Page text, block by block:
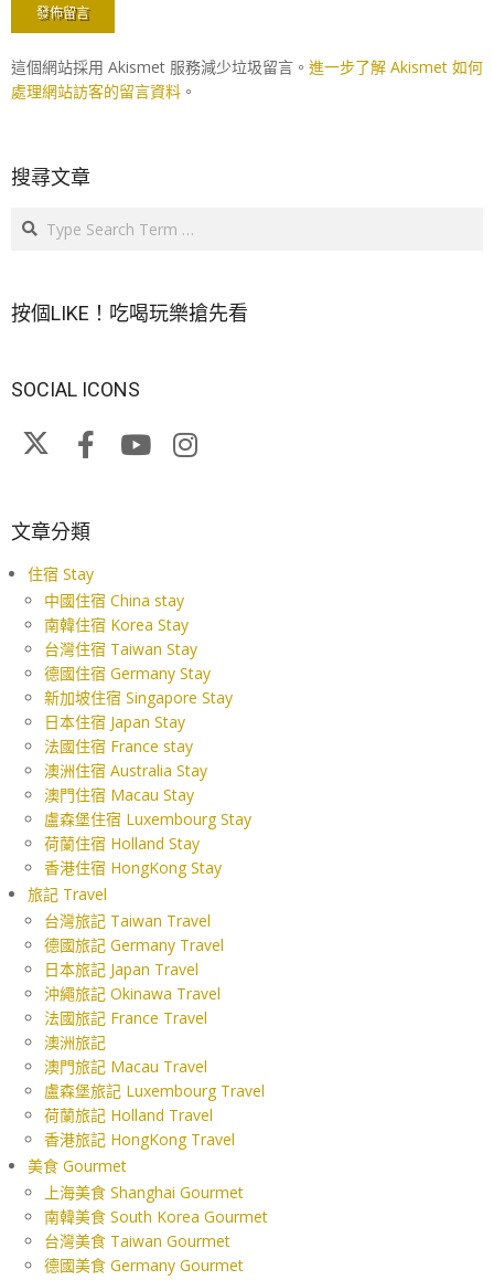
這個網站採用 Akismet 服務減少垃圾留言。 進一步了解 Akismet 如何
處理網站訪客的留言資料 。
搜尋文章
Search
按個LIKE！吃喝玩樂搶先看
SOCIAL ICONS
文章分類
住宿 Stay
中國住宿 China stay
南韓住宿 Korea Stay
台灣住宿 Taiwan Stay
德國住宿 Germany Stay
新加坡住宿 Singapore Stay
日本住宿 Japan Stay
法國住宿 France stay
澳洲住宿 Australia Stay
澳門住宿 Macau Stay
盧森堡住宿 Luxembourg Stay
荷蘭住宿 Holland Stay
香港住宿 HongKong Stay
旅記 Travel
台灣旅記 Taiwan Travel
德國旅記 Germany Travel
日本旅記 Japan Travel
沖繩旅記 Okinawa Travel
法國旅記 France Travel
澳洲旅記
澳門旅記 Macau Travel
盧森堡旅記 Luxembourg Travel
荷蘭旅記 Holland Travel
香港旅記 HongKong Travel
美食 Gourmet
上海美食 Shanghai Gourmet
南韓美食 South Korea Gourmet
台灣美食 Taiwan Gourmet
德國美食 Germany Gourmet